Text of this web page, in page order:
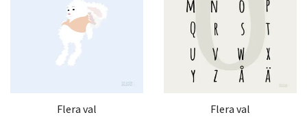
Flera val Flera val